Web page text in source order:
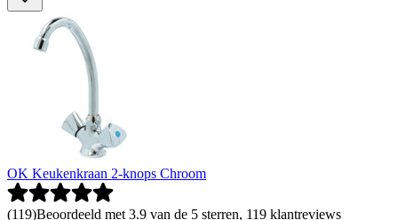
OK Keukenkraan 2-knops Chroom
(119)Beoordeeld met 3.9 van de 5 sterren, 119 klantreviews